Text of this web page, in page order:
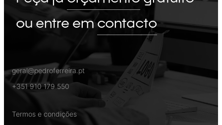
ou entre emcontacto
geral@pedroferreira.pt
+351 910 179 550
Termos e condições